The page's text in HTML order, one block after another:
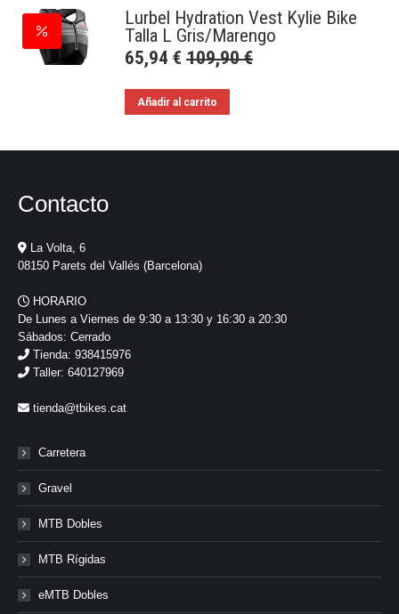
Lurbel Hydration Vest Kylie Bike
Talla L Gris/Marengo
65,94 € 109,90€
Añadir al carrito
Contacto
La Volta, 6
08150 Parets del Vallés (Barcelona)
HORARIO
De Lunes a Viernes de 9:30 a 13:30 y 16:30 a 20:30
Sábados: Cerrado
Tienda: 938415976
Taller: 640127969
tienda@tbikes.cat
Carretera
Gravel
MTB Dobles
MTB Rígidas
eMTB Dobles